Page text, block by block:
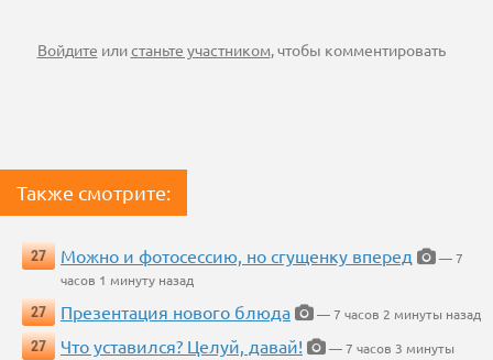
Войдите илистаньте участником, чтобы комментировать
Также смотрите:
27 Можно и фотосессию, но сгущенку вперед
— 7
часов 1 минуту назад
27
Презентация нового блюда
— 7 часов 2 минуты назад
27
Что уставился? Целуй, давай!
— 7 часов 3 минуты